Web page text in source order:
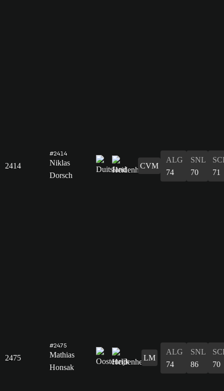
2414
#2414
Niklas
Dorsch
CVM
ALG
74
SNL
70
71
2475
#2475
Mathias
Honsak
LM
ALG
74
SNL
86
70